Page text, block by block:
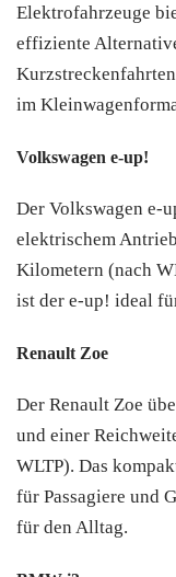
Elektrofahrzeuge
effiziente
im
Volkswagen e-up!
Der Volkswagen e-
elektrischem
Kilometern (nach
ist der e-up! ideal
Renault Zoe
Der Renault Zoe
und einer
WLTP). Das
für Passagiere und
für den Alltag.